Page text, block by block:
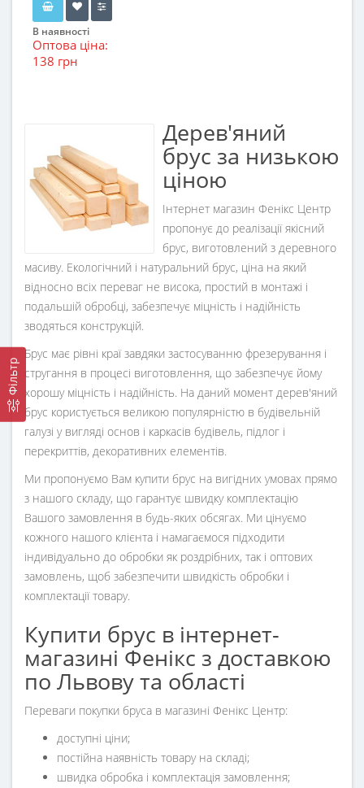
Фільтр
В наявності
Оптова ціна:
138 грн
Дерев'яний
брус за низькою
ціною
Інтернет магазин Фенікс Центр
пропонує до реалізації якісний
брус, виготовлений з деревного
масиву. Екологічний і натуральний брус, ціна на який
відносно всіх переваг не висока, простий в монтажі і
подальшій обробці, забезпечує міцність і надійність
зводяться конструкцій.
Брус має рівні краї завдяки застосуванню фрезерування і
стругання в процесі виготовлення, що забезпечує йому
хорошу міцність і надійність. На даний момент дерев'яний
брус користується великою популярністю в будівельній
галузі у вигляді основ і каркасів будівель, підлог і
перекриттів, декоративних елементів.
Ми пропонуємо Вам купити брус на вигідних умовах прямо
з нашого складу, що гарантує швидку комплектацію
Вашого замовлення в будь-яких обсягах. Ми цінуємо
кожного нашого клієнта і намагаємося підходити
індивідуально до обробки як роздрібних, так і оптових
замовлень, щоб забезпечити швидкість обробки і
комплектації товару.
Купити брус в інтернет-
магазині Фенікс з доставкою
по Львову та області
Переваги покупки бруса в магазині Фенікс Центр:
доступні ціни;
постійна наявність товару на складі;
швидка обробка і комплектація замовлення;